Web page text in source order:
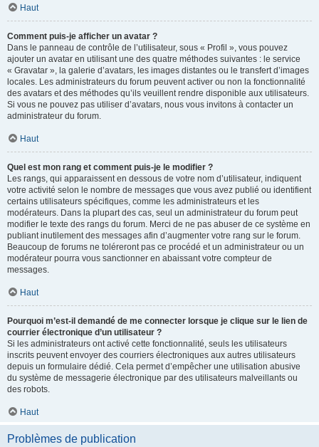
Haut
Comment puis-je afficher un avatar ?
Dans le panneau de contrôle de l’utilisateur, sous « Profil », vous pouvez
ajouter un avatar en utilisant une des quatre méthodes suivantes : le service
« Gravatar », la galerie d’avatars, les images distantes ou le transfert d’images
locales. Les administrateurs du forum peuvent activer ou non la fonctionnalité
des avatars et des méthodes qu’ils veuillent rendre disponible aux utilisateurs.
Si vous ne pouvez pas utiliser d’avatars, nous vous invitons à contacter un
administrateur du forum.
Haut
Quel est mon rang et comment puis-je le modifier ?
Les rangs, qui apparaissent en dessous de votre nom d’utilisateur, indiquent
votre activité selon le nombre de messages que vous avez publié ou identifient
certains utilisateurs spécifiques, comme les administrateurs et les
modérateurs. Dans la plupart des cas, seul un administrateur du forum peut
modifier le texte des rangs du forum. Merci de ne pas abuser de ce système en
publiant inutilement des messages afin d’augmenter votre rang sur le forum.
Beaucoup de forums ne toléreront pas ce procédé et un administrateur ou un
modérateur pourra vous sanctionner en abaissant votre compteur de
messages.
Haut
Pourquoi m’est-il demandé de me connecter lorsque je clique sur le lien de
courrier électronique d’un utilisateur ?
Si les administrateurs ont activé cette fonctionnalité, seuls les utilisateurs
inscrits peuvent envoyer des courriers électroniques aux autres utilisateurs
depuis un formulaire dédié. Cela permet d’empêcher une utilisation abusive
du système de messagerie électronique par des utilisateurs malveillants ou
des robots.
Haut
Problèmes de publication